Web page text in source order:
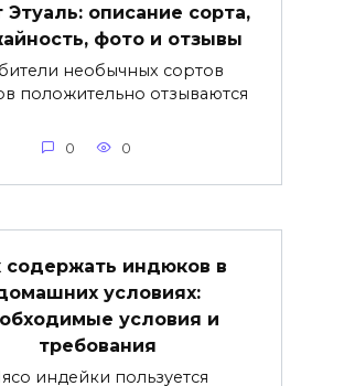
Этуаль: описание сорта,
фото и отзывы
необычных сортов
положительно отзываются
0 0
содержать индюков в
условиях:
условия и
требования
индейки пользуется